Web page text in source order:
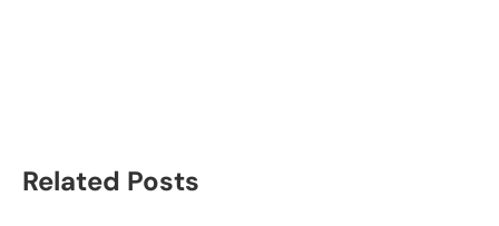
Related Posts